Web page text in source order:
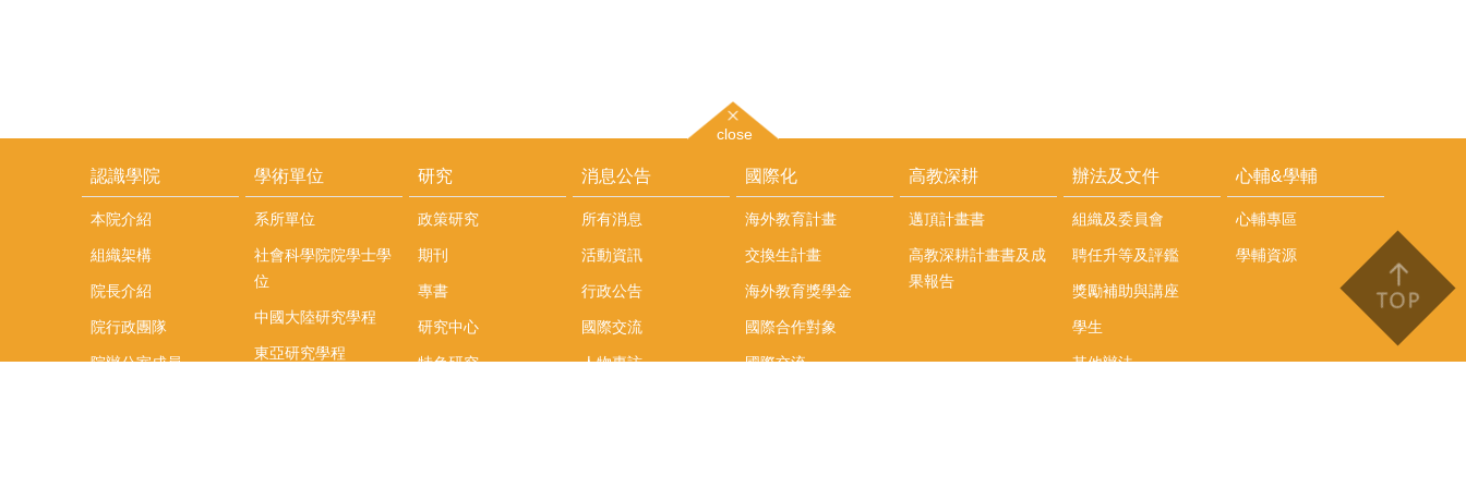
close
認識學院
本院介紹
組織架構
院長介紹
院行政團隊
院辦公室成員
學術單位
系所單位
社會科學院院學士學
位
中國大陸研究學程
東亞研究學程
研究
政策研究
期刊
專書
研究中心
特色研究
消息公告
所有消息
活動資訊
行政公告
國際交流
人物專訪
國際化
海外教育計畫
交換生計畫
海外教育獎學金
國際合作對象
國際交流
高教深耕
邁頂計畫書
高教深耕計畫書及成
果報告
辦法及文件
組織及委員會
聘任升等及評鑑
獎勵補助與講座
學生
其他辦法
心輔&學輔
心輔專區
學輔資源